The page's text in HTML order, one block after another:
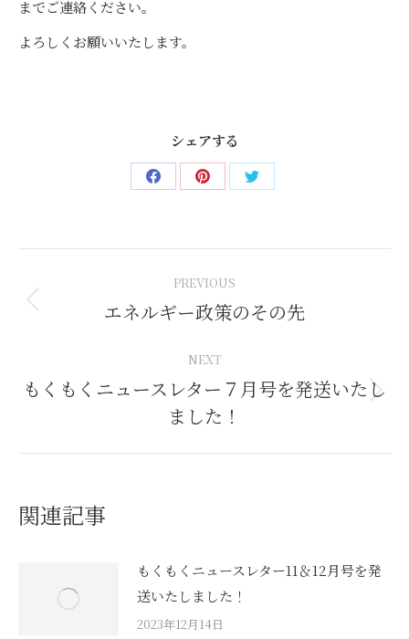
までご連絡ください。
よろしくお願いいたします。
シェアする
Share Share Share
navigation
PREVIOUS
Previous
エネルギー政策のその先
NEXT
Next
post:
もくもくニュースレター７月号を発送いたし
ました！
関連記事
もくもくニュースレター11＆12月号を発
送いたしました！
2023年12月14日